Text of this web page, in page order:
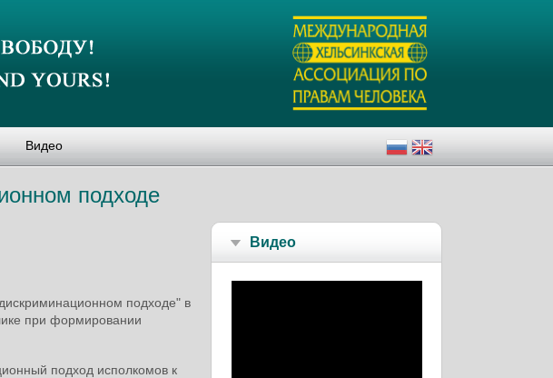
Видео
подходе
подходе" в
при формировании
подход исполкомов к
Видео